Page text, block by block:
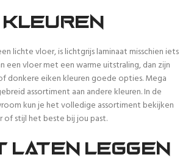
kleuren
lichte vloer, is lichtgrijs laminaat misschien iets
een vloer met een warme uitstraling, dan zijn
donkere eiken kleuren goede opties. Mega
assortiment aan andere kleuren. In de
kun je het volledige assortiment bekijken
stijl het beste bij jou past.
laten leggen